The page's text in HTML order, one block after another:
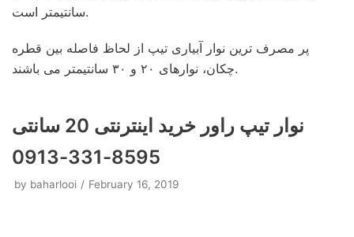
سانتیمتر است.
پر مصرف ترین نوار آبیاری تیپ از لحاظ فاصله بین قطره
چکان، نوارهای ۲۰ و ۳۰ سانتیمتر می باشند.
نوار تیپ راور خرید اینترنتی 20 سانتی
8595-331-0913
by baharlooi February 16, 2019